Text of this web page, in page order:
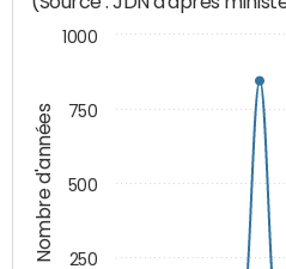
Nombre d'années 250
500
750
1000